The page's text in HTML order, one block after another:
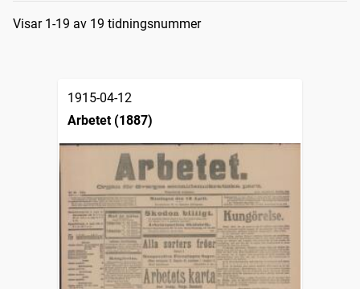
Sökresultat
Visar 1-19 av 19 tidningsnummer
1915-04-12
Arbetet (1887)